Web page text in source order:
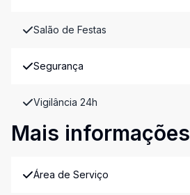
Salão de Festas
Segurança
Vigilância 24h
Mais informações
Área de Serviço